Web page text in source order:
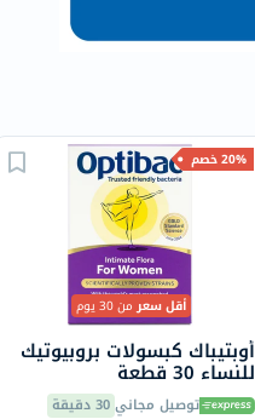
20% خصم
أقل سعرمن 30 يوم
أوبتيباك كبسولات بروبيوتيك
للنساء 30 قطعة
توصيل مجاني30 دقيقة